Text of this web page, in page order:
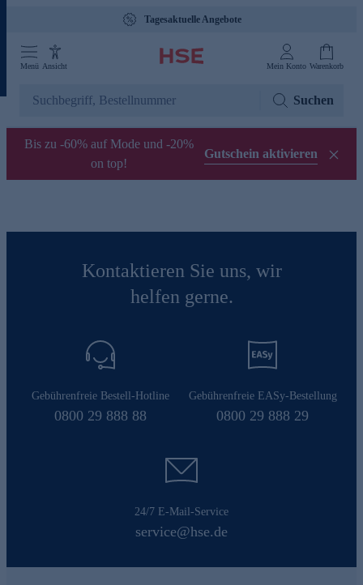
Tagesaktuelle Angebote
Menü Ansicht Mein Konto Warenkorb
Suchen
Bis zu -60% auf Mode und -20%
on top!
Gutschein aktivieren
Kontaktieren Sie uns, wir
helfen gerne.
Gebührenfreie Bestell-Hotline
0800 29 888 88
Gebührenfreie EASy-Bestellung
0800 29 888 29
24/7 E-Mail-Service
service@hse.de